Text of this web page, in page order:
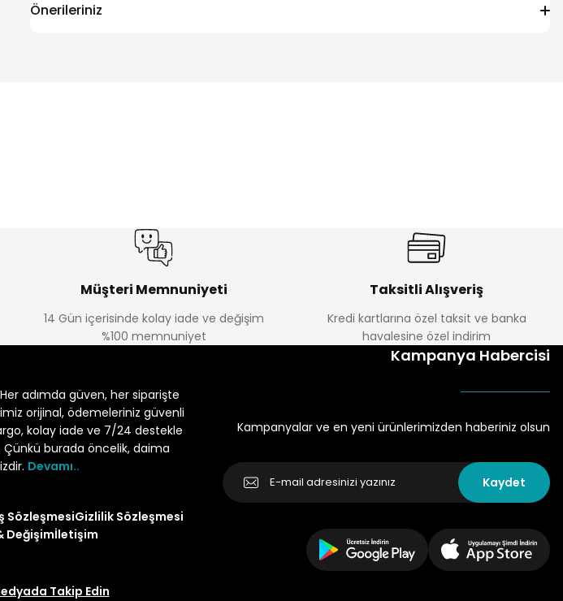
Önerileriniz
Müşteri Memnuniyeti
14 Gün içerisinde kolay iade ve değişim
%100 memnuniyet
Taksitli Alışveriş
Kredi kartlarına özel taksit ve banka
havalesine özel indirim
adımda güven, her siparişte
orijinal, ödemeleriniz güvenli
kolay iade ve 7/24 destekle
Çünkü burada öncelik, daima
Devamı..
SözleşmesiGizlilik Sözleşmesi
Değişimİletişim
Takip Edin
Kampanya Habercisi
Kampanyalar ve en yeni ürünlerimizden haberiniz olsun
Kaydet